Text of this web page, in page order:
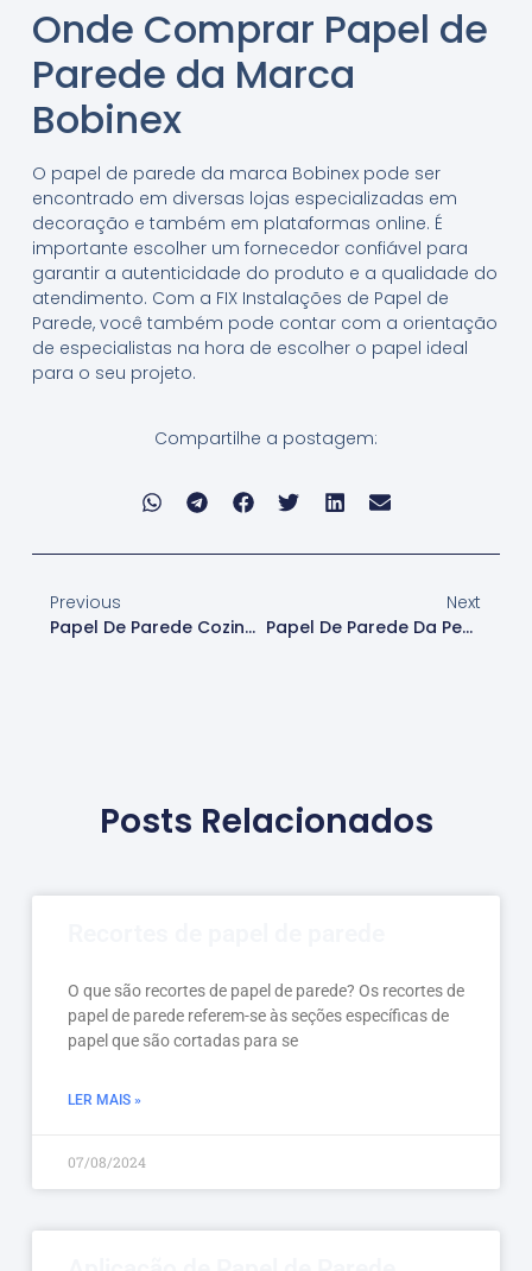
Onde Comprar Papel de
Parede da Marca
Bobinex
O papel de parede da marca Bobinex pode ser
encontrado em diversas lojas especializadas em
decoração e também em plataformas online. É
importante escolher um fornecedor confiável para
garantir a autenticidade do produto e a qualidade do
atendimento. Com a FIX Instalações de Papel de
Parede, você também pode contar com a orientação
de especialistas na hora de escolher o papel ideal
para o seu projeto.
Compartilhe a postagem:
Previous
Papel De Parede Cozinha
Next
Papel De Parede Da Peppa Pig
Posts Relacionados
O que são recortes de papel de parede? Os recortes de
papel de parede referem-se às seções específicas de
papel que são cortadas para se
LER MAIS »
07/08/2024